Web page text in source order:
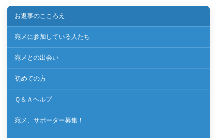
お返事のこころえ
宛メに参加している人たち
宛メとの出会い
初めての方
Ｑ＆Ａヘルプ
宛メ、サポーター募集！